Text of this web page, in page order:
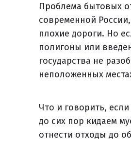
Проблема бытовых
современной
плохие дороги. Но
полигоны или
государства не
неположенных
Что и говорить,
до сих пор кидаем
отнести отходы до